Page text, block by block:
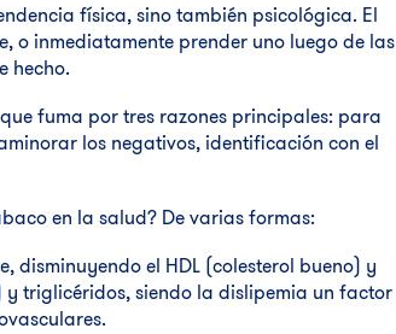
física, sino también psicológica. El
o inmediatamente prender uno luego de las
hecho.
fuma por tres razones principales: para
los negativos, identificación con el
en la salud? De varias formas:
disminuyendo el HDL (colesterol bueno) y
y triglicéridos, siendo la dislipemia un factor